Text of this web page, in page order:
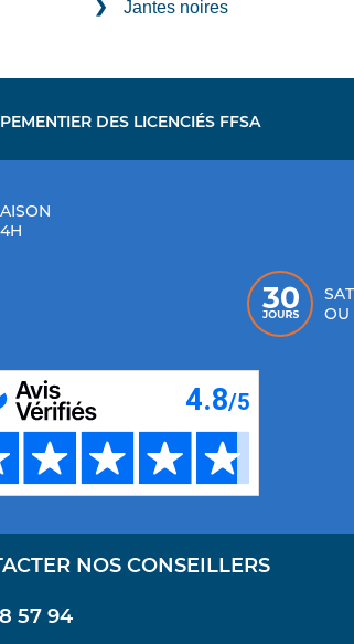
Jantes noires
DES LICENCIÉS FFSA
OU
NOS CONSEILLERS
57 94